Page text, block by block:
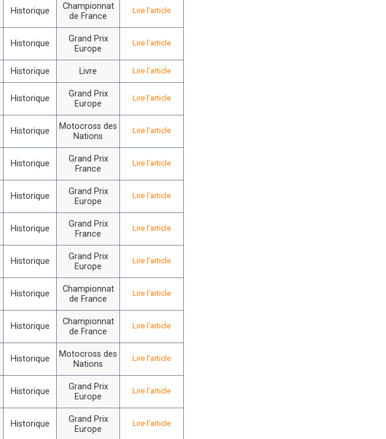
Historique
Championnat
de France
Lire l'article
Historique
Grand Prix
Europe
Lire l'article
Historique Livre Lire l'article
Historique
Grand Prix
Europe
Lire l'article
Historique
Motocross des
Nations
Lire l'article
Historique
Grand Prix
France
Lire l'article
Historique
Grand Prix
Europe
Lire l'article
Historique
Grand Prix
France
Lire l'article
Historique
Grand Prix
Europe
Lire l'article
Historique
Championnat
de France
Lire l'article
Historique
Championnat
de France
Lire l'article
Historique
Motocross des
Nations
Lire l'article
Historique
Grand Prix
Europe
Lire l'article
Historique
Grand Prix
Europe
Lire l'article